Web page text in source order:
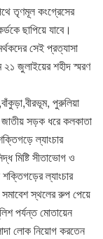
তৃণমূল কংগ্রেসের
ছাপিয়ে যাবে।
সেই প্রত্যাসা
২১ জুলাইয়ের শহীদ স্মরণ
পুরুলিয়া
জাতীয় সড়ক ধরে কলকাতা
ল্যাংচার
মিষ্টি সীতাভোগ ও
ল্যাংচার
স্থলের রুপ পেয়ে
পর্যন্ত মোতায়েন
লোক নিয়োগ করতেন